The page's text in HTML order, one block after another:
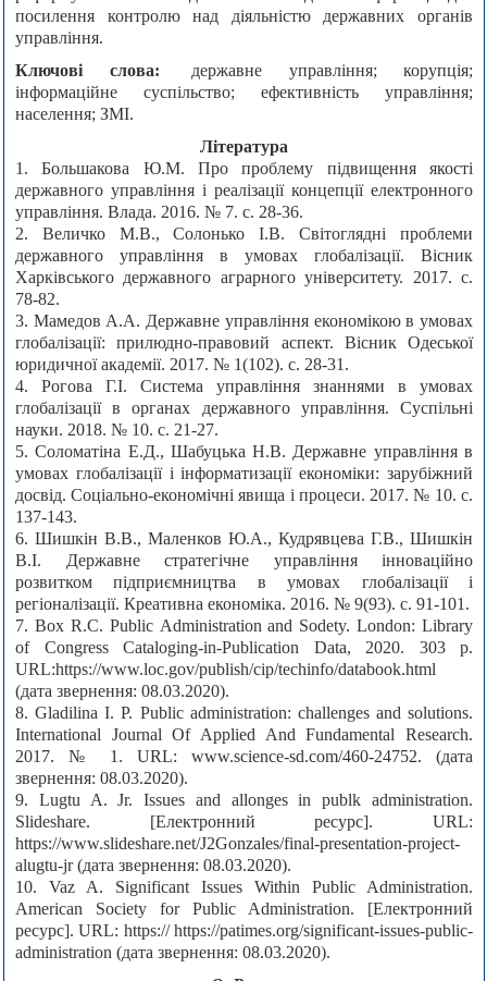
посилення контролю над діяльністю державних органів
управління.
Ключові слова:
державне управління; корупція;
інформаційне суспільство; ефективність управління;
населення; ЗМІ.
Література
1. Большакова Ю.М. Про проблему підвищення якості
державного управління і реалізації концепції електронного
управління. Влада. 2016. № 7. с. 28-36.
2. Величко М.В., Солонько І.В. Світоглядні проблеми
державного управління в умовах глобалізації. Вісник
Харківського державного аграрного університету. 2017. с.
78-82.
3. Мамедов А.А. Державне управління економікою в умовах
глобалізації: прилюдно-правовий аспект. Вісник Одеської
юридичної академії. 2017. № 1(102). с. 28-31.
4. Рогова Г.І. Система управління знаннями в умовах
глобалізації в органах державного управління. Суспільні
науки. 2018. № 10. с. 21-27.
5. Соломатіна Е.Д., Шабуцька Н.В. Державне управління в
умовах глобалізації і інформатизації економіки: зарубіжний
досвід. Соціально-економічні явища і процеси. 2017. № 10. с.
137-143.
6. Шишкін В.В., Маленков Ю.А., Кудрявцева Г.В., Шишкін
В.І. Державне стратегічне управління інноваційно
розвитком підприємництва в умовах глобалізації і
регіоналізації. Креативна економіка. 2016. № 9(93). с. 91-101.
7. Box R.C. Рublіс Administration and Sodety. London: Library
of Congress Cataloging-іn-Рubliсаtion Data, 2020. 303 р.
URL:https://www.loc.gov/publish/cip/techinfo/databook.html
(дата звернення: 08.03.2020).
8. Gladilina I. P. Public administration: challenges and solutions.
International Journal Of Applied And Fundamental Research.
2017. № 1. URL: www.science-sd.com/460-24752. (дата
звернення: 08.03.2020).
9. Lugtu A. Jr. Issues and allonges in publk administration.
Slideshare. [Електронний ресурс]. URL:
https://www.slideshare.net/J2Gonzales/final-presentation-project-
alugtu-jr (дата звернення: 08.03.2020).
10. Vaz A. Significant Issues Within Public Administration.
American Society for Public Administration. [Електронний
ресурс]. URL: https:// https://patimes.org/significant-issues-public-
administration (дата звернення: 08.03.2020).